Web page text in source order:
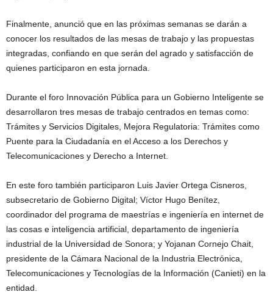
Finalmente, anunció que en las próximas semanas se darán a
conocer los resultados de las mesas de trabajo y las propuestas
integradas, confiando en que serán del agrado y satisfacción de
quienes participaron en esta jornada.
Durante el foro Innovación Pública para un Gobierno Inteligente se
desarrollaron tres mesas de trabajo centrados en temas como:
Trámites y Servicios Digitales, Mejora Regulatoria: Trámites como
Puente para la Ciudadanía en el Acceso a los Derechos y
Telecomunicaciones y Derecho a Internet.
En este foro también participaron Luis Javier Ortega Cisneros,
subsecretario de Gobierno Digital; Víctor Hugo Benítez,
coordinador del programa de maestrías e ingeniería en internet de
las cosas e inteligencia artificial, departamento de ingeniería
industrial de la Universidad de Sonora; y Yojanan Cornejo Chait,
presidente de la Cámara Nacional de la Industria Electrónica,
Telecomunicaciones y Tecnologías de la Información (Canieti) en la
entidad.